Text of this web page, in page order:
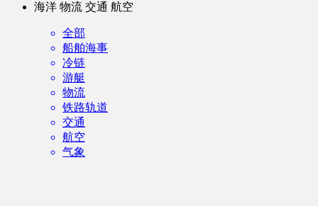
海洋 物流 交通 航空
全部
船舶海事
冷链
游艇
物流
铁路轨道
交通
航空
气象